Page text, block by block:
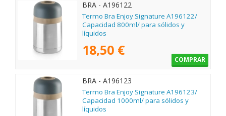
BRA - A196122
Termo Bra Enjoy Signature A196122/
Capacidad 800ml/ para sólidos y
líquidos
18,50 €
COMPRAR
BRA - A196123
Termo Bra Enjoy Signature A196123/
Capacidad 1000ml/ para sólidos y
líquidos